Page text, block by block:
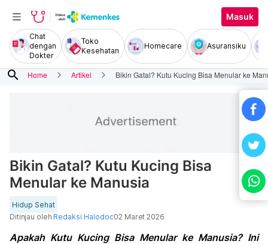
Masuk
Chat
dengan
Dokter
Toko
Kesehatan
Homecare Asuransiku
search Home Artikel Bikin Gatal? Kutu Kucing Bisa Menular ke
Bikin Gatal? Kutu Kucing Bisa
Menular ke Manusia
Hidup Sehat
Ditinjau oleh Redaksi Halodoc02 Maret 2026
Apakah Kutu Kucing Bisa Menular ke Manusia? Ini